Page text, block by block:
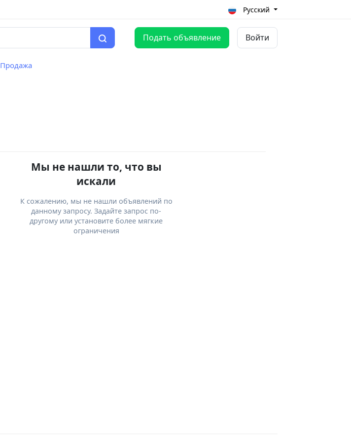
Русский
Подать объявление Войти
Продажа
Мы не нашли то, что вы
искали
К сожалению, мы не нашли объявлений по
данному запросу. Задайте запрос по-
другому или установите более мягкие
ограничения